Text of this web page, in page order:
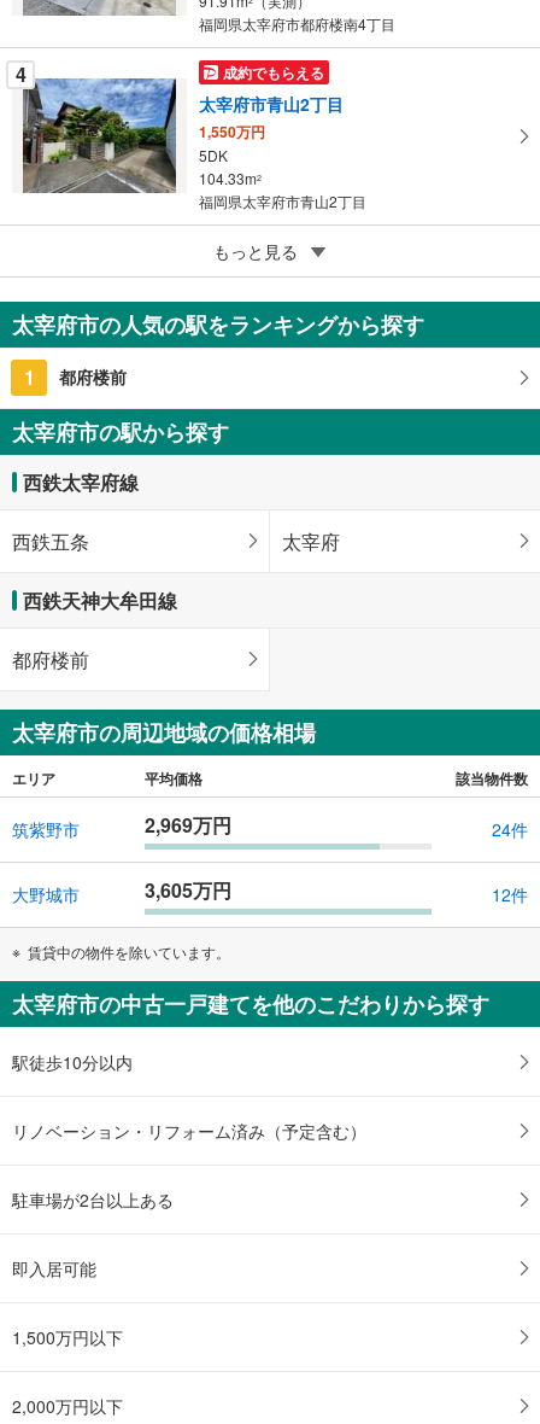
福岡県太宰府市都府楼南4丁目
4 成約でもらえる
太宰府市青山2丁目
1,550万円
5DK
104.33m2
福岡県太宰府市青山2丁目
太宰府市三条2丁目
1,580万円
4DK
99.36m （登記）
福岡県太宰府市三条2丁目
もっと見る
太宰府市の人気の駅をランキングから探す
1 都府楼前
太宰府市の駅から探す
西鉄太宰府線
西鉄五条 太宰府
西鉄天神大牟田線
都府楼前
太宰府市の周辺地域の価格相場
エリア 平均価格 該当物件数
筑紫野市 2,969万円 24件
大野城市 3,605万円 12件
賃貸中の物件を除いています。
太宰府市の中古一戸建てを他のこだわりから探す
駅徒歩10分以内
リノベーション・リフォーム済み（予定含む）
駐車場が2台以上ある
即入居可能
1,500万円以下
2,000万円以下